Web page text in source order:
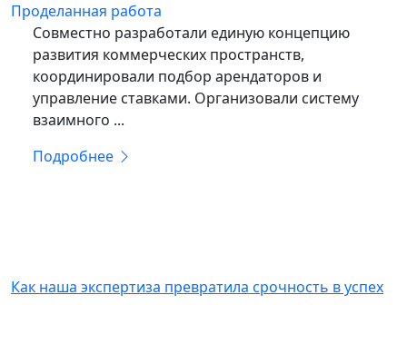
Проделанная работа
Совместно разработали единую концепцию
развития коммерческих пространств,
координировали подбор арендаторов и
управление ставками. Организовали систему
взаимного ...
Подробнее
Как наша экспертиза превратила срочность в успех